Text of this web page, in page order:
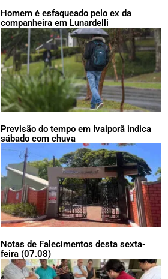
Homem é esfaqueado pelo ex da
companheira em Lunardelli
Previsão do tempo em Ivaiporã indica
sábado com chuva
Notas de Falecimentos desta sexta-
feira (07.08)